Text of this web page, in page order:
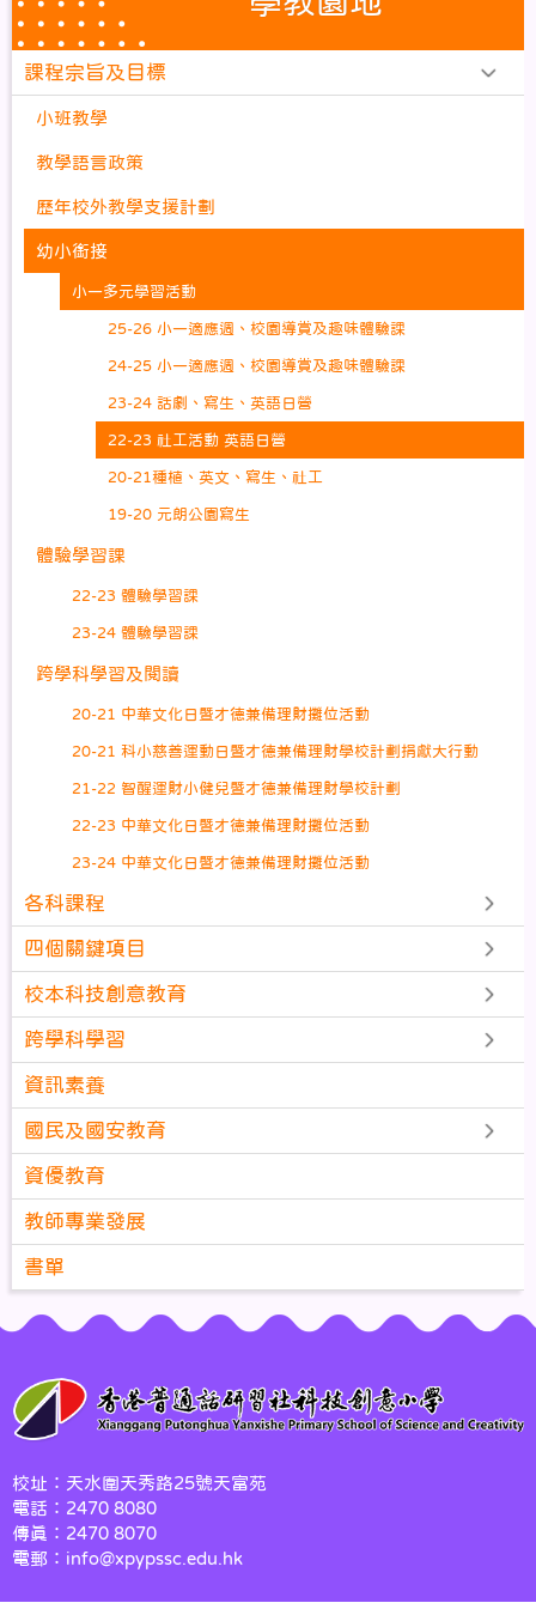
課程宗旨及目標
小班教學
教學語言政策
歷年校外教學支援計劃
幼小銜接
小一多元學習活動
25-26 小一適應週、校園導賞及趣味體驗課
24-25 小一適應週、校園導賞及趣味體驗課
23-24 話劇、寫生、英語日營
22-23 社工活動 英語日營
20-21種植、英文、寫生、社工
19-20 元朗公園寫生
體驗學習課
22-23 體驗學習課
23-24 體驗學習課
跨學科學習及閱讀
20-21 中華文化日暨才德兼備理財攤位活動
20-21 科小慈善運動日暨才德兼備理財學校計劃捐獻大行動
21-22 智醒運財小健兒暨才德兼備理財學校計劃
22-23 中華文化日暨才德兼備理財攤位活動
23-24 中華文化日暨才德兼備理財攤位活動
各科課程
四個關鍵項目
校本科技創意教育
跨學科學習
資訊素養
國民及國安教育
資優教育
教師專業發展
書單
校址：天水圍天秀路25號天富苑
電話：2470 8080
傳真：2470 8070
電郵：info@xpypssc.edu.hk